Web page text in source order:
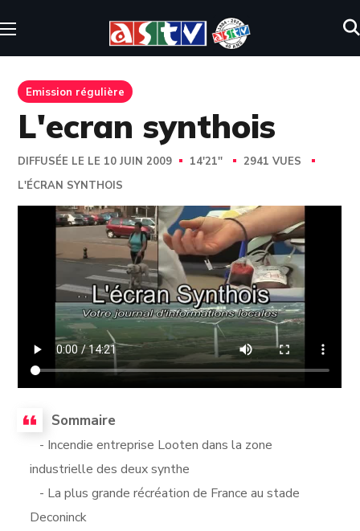
Emission régulière
L'ecran synthois
DIFFUSÉE LE LE 10 JUIN 2009 14'21''
2941 VUES
L'ÉCRAN SYNTHOIS
Sommaire
- Incendie entreprise Looten dans la zone
industrielle des deux synthe
- La plus grande récréation de France au stade
Deconinck